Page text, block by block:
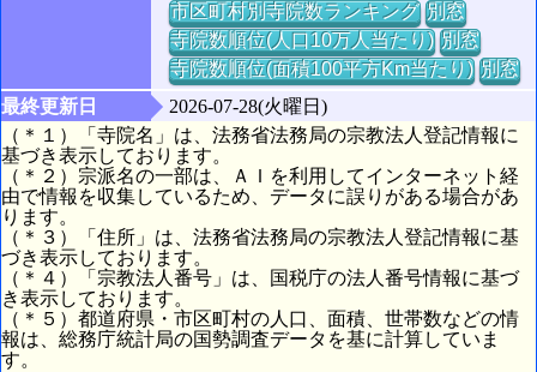
市区町村別寺院数ランキング 別窓
寺院数順位(人口10万人当たり) 別窓
寺院数順位(面積100平方Km当たり) 別窓
最終更新日
2026-07-28(火曜日)
（＊１）「寺院名」は、法務省法務局の宗教法人登記情報に
基づき表示しております。
（＊２）宗派名の一部は、ＡＩを利用してインターネット経
由で情報を収集しているため、データに誤りがある場合があ
ります。
（＊３）「住所」は、法務省法務局の宗教法人登記情報に基
づき表示しております。
（＊４）「宗教法人番号」は、国税庁の法人番号情報に基づ
き表示しております。
（＊５）都道府県・市区町村の人口、面積、世帯数などの情
報は、総務庁統計局の国勢調査データを基に計算していま
す。